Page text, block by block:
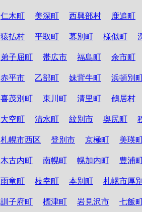
仁木町 美深町 西興部村 鹿追町
猿払村 平取町 幕別町 様似町
弟子屈町 帯広市 福島町 余市町
赤平市 乙部町 妹背牛町 浜頓別
喜茂別町 東川町 清里町 鶴居村
大空町 清水町 紋別市 奥尻町
札幌市西区 登別市 京極町 美瑛
木古内町 南幌町 幌加内町 豊浦
雨竜町 枝幸町 本別町 札幌市厚
訓子府町 標津町 岩見沢市 七飯